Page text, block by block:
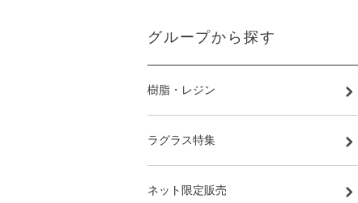
グループから探す
樹脂・レジン
ラグラス特集
ネット限定販売